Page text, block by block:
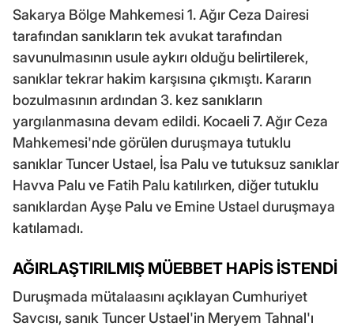
Sakarya Bölge Mahkemesi 1. Ağır Ceza Dairesi
tarafından sanıkların tek avukat tarafından
savunulmasının usule aykırı olduğu belirtilerek,
sanıklar tekrar hakim karşısına çıkmıştı. Kararın
bozulmasının ardından 3. kez sanıkların
yargılanmasına devam edildi. Kocaeli 7. Ağır Ceza
Mahkemesi'nde görülen duruşmaya tutuklu
sanıklar Tuncer Ustael, İsa Palu ve tutuksuz sanıklar
Havva Palu ve Fatih Palu katılırken, diğer tutuklu
sanıklardan Ayşe Palu ve Emine Ustael duruşmaya
katılamadı.
AĞIRLAŞTIRILMIŞ MÜEBBET HAPİS İSTENDİ
Duruşmada mütalaasını açıklayan Cumhuriyet
Savcısı, sanık Tuncer Ustael'in Meryem Tahnal'ı